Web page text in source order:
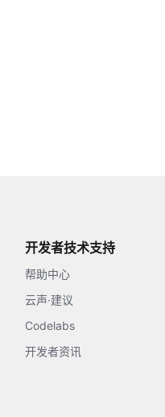
开发者技术支持
帮助中心
云声·建议
Codelabs
开发者资讯